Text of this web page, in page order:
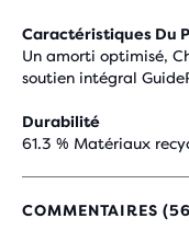
Caractéristiques Du
Un amorti optimisé,
soutien intégral
Durabilité
61.3 % Matériaux
COMMENTAIRES
4,3